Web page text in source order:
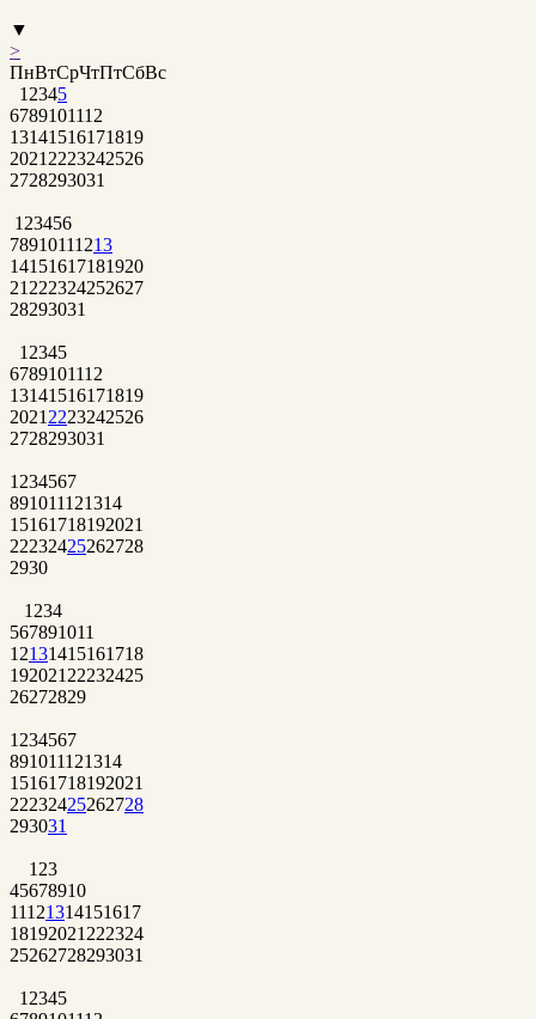
▼
>
ПнВтСрЧтПтСбВс
1 2345
6789101112
13141516171819
2021 2223242526
2728293031
1 23456
78910111213
14151617181920
21 222324252627
28293031
1 2345
6789101112
13141516171819
2021 2223242526
2728293031
1 234567
891011121314
15161718192021
22232425262728
2930
1 234
567891011
12131415161718
192021 22232425
26272829
1 234567
891011121314
15161718192021
22232425262728
293031
1 23
45678910
11121314151617
18192021 222324
25262728293031
1 2345